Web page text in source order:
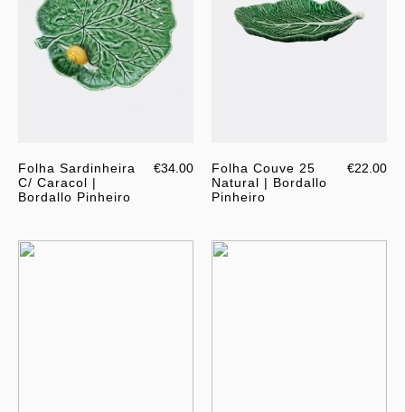
Folha Sardinheira
C/ Caracol |
Bordallo Pinheiro
€34.00
Folha Couve 25
Natural | Bordallo
Pinheiro
€22.00